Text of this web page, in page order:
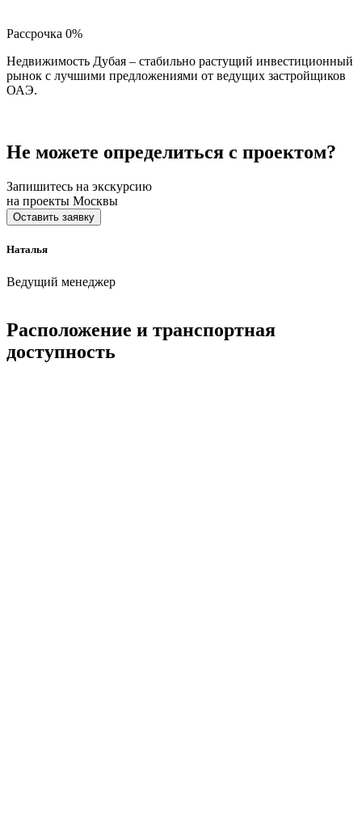
Рассрочка 0%
Недвижимость Дубая – стабильно растущий инвестиционный
рынок с лучшими предложениями от ведущих застройщиков
ОАЭ.
Не можете определиться с проектом?
Запишитесь на экскурсию
на проекты Москвы
Оставить заявку
Наталья
Ведущий менеджер
Расположение и транспортная
доступность